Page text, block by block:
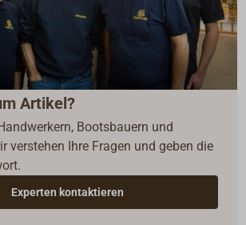
Artikel?
Bootsbauern und
verstehen Ihre Fragen und geben die
Experten kontaktieren